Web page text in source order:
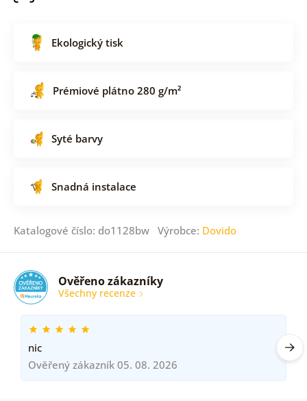
Ekologický tisk
Prémiové plátno 280 g/m²
Syté barvy
Snadná instalace
Katalogové číslo: do1128bw Výrobce: Dovido
Ověřeno zákazníky
Všechny recenze
nic
Ověřený zákazník 05. 08. 2026